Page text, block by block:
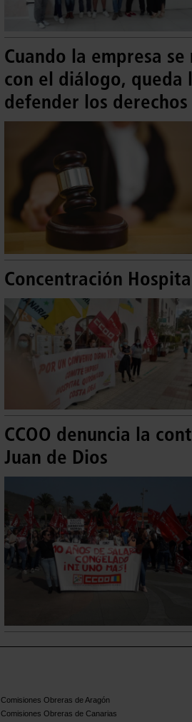
Cuando la empresa
con el diálogo, queda
defender los
Concentración
CCOO denuncia la
Juan de Dios
Comisiones Obreras de Aragón
Comisiones Obreras de Canarias